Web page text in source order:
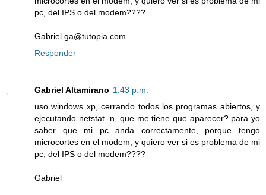
pc, del IPS o del modem????
Gabriel ga@tutopia.com
Responder
Gabriel Altamirano 1:43 p.m.
uso windows xp, cerrando todos los programas abiertos, y
ejecutando netstat -n, que me tiene que aparecer? para yo
saber que mi pc anda correctamente, porque tengo
microcortes en el modem, y quiero ver si es problema de mi
pc, del IPS o del modem????
Gabriel